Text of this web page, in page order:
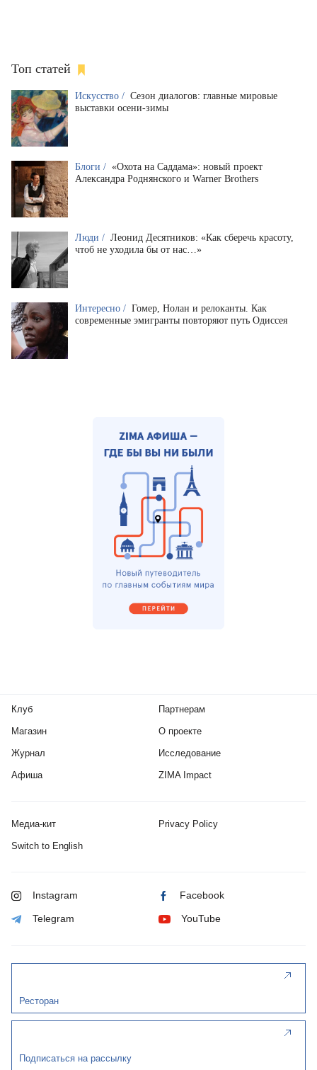
Топ статей
Искусство / Сезон диалогов: главные мировые
выставки осени-зимы
Блоги / «Охота на Саддама»: новый проект
Александра Роднянского и Warner Brothers
Люди / Леонид Десятников: «Как сберечь красоту,
чтоб не уходила бы от нас…»
Интересно / Гомер, Нолан и релоканты. Как
современные эмигранты повторяют путь Одиссея
Клуб
Магазин
Журнал
Афиша
Партнерам
О проекте
Исследование
ZIMA Impact
Медиа-кит Privacy Policy
Switch to English
Instagram Facebook
Telegram YouTube
Ресторан
Подписаться на рассылку